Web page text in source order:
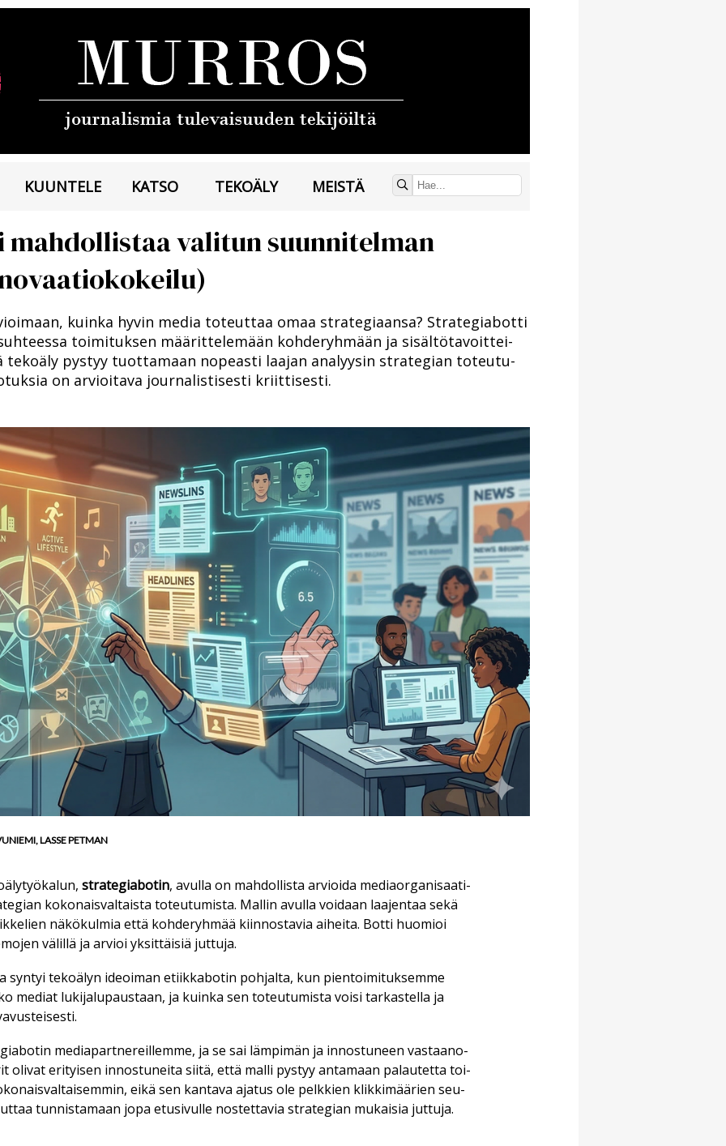
KUUNTELE KATSO TEKOÄLY MEISTÄ
valitun suunnitelman
kuin­ka hy­vin me­dia to­teut­taa omaa stra­te­gi­aan­sa? Stra­te­gi­a­bot­ti
toi­mi­tuk­sen mää­rit­te­le­mään koh­de­ryh­mään ja si­säl­tö­ta­voit­tei­
te­ko­ä­ly pys­tyy tuot­ta­maan no­pe­as­ti laa­jan ana­lyy­sin stra­te­gi­an to­teu­tu­
on ar­vi­oi­ta­va jour­na­lis­ti­ses­ti kriit­ti­ses­ti.
LAS­SE PET­MAN
stra­te­gi­a­bo­tin, avul­la on mah­dol­lis­ta ar­vi­oi­da me­di­aor­ga­ni­saa­ti­
ko­ko­nais­val­tais­ta to­teu­tu­mis­ta. Mal­lin avul­la voi­daan laa­jen­taa sekä
nä­kö­kul­mia et­tä koh­de­ryh­mää kiin­nos­ta­via ai­hei­ta. Bot­ti huo­mi­oi
vä­lil­lä ja ar­vi­oi yk­sit­täi­siä jut­tu­ja.
syn­tyi te­ko­ä­lyn ide­oi­man etiik­ka­bo­tin poh­jal­ta, kun pien­toi­mi­tuk­sem­me
me­di­at lu­ki­ja­lu­paus­taan, ja kuin­ka sen to­teu­tu­mis­ta voi­si tar­kas­tel­la ja
me­di­a­part­ne­reil­lem­me, ja se sai läm­pi­män ja in­nos­tu­neen vas­taa­no­
oli­vat eri­tyi­sen in­nos­tu­nei­ta sii­tä, et­tä mal­li pys­tyy an­ta­maan pa­lau­tet­ta toi­
ei­kä sen kan­ta­va aja­tus ole pelk­kien klik­ki­mää­rien seu­
tun­nis­ta­maan jopa etu­si­vul­le nos­tet­ta­via stra­te­gi­an mu­kai­sia jut­tu­ja.